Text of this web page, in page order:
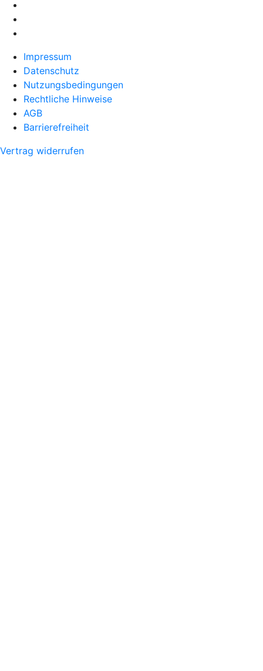
Impressum
Datenschutz
Nutzungsbedingungen
Rechtliche Hinweise
AGB
Barrierefreiheit
Vertrag widerrufen